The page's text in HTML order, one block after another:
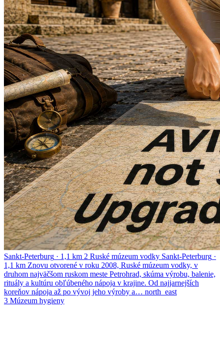
Sankt-Peterburg · 1,1 km 2 Ruské múzeum vodky Sankt-Peterburg ·
1,1 km Znovu otvorené v roku 2008, Ruské múzeum vodky, v
druhom najväčšom ruskom meste Petrohrad, skúma výrobu, balenie,
rituály a kultúru obľúbeného nápoja v krajine. Od najjarnejších
koreňov nápoja až po vývoj jeho výroby a… north_east
3 Múzeum hygieny